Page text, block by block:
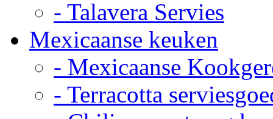
- Talavera Servies
Mexicaanse keuken
- Mexicaanse
- Terracotta